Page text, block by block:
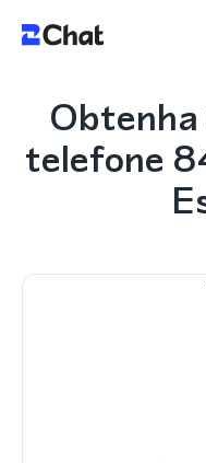
Obtenha
telefone